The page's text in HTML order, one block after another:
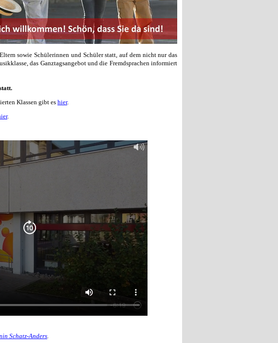
sowie Schülerinnen und Schüler statt, auf dem nicht nur das
das Ganztagsangebot und die Fremdsprachen informiert
Klassen gibt es hier.
.
Schatz-Anders.